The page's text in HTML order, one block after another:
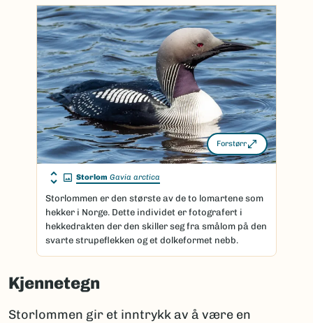
Forstørr
Storlom Gavia arctica
Storlommen er den største av de to lomartene som
hekker i Norge. Dette individet er fotografert i
hekkedrakten der den skiller seg fra smålom på den
svarte strupeflekken og et dolkeformet nebb.
Kjennetegn
Storlommen gir et inntrykk av å være en